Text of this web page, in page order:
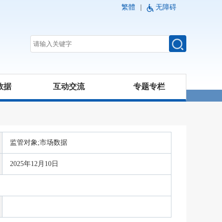
繁體 无障碍
据 互动交流 专题专栏
监管对象;市场数据
2025年12月10日